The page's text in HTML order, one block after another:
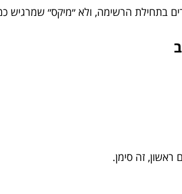
בתחילת הרשימה, ולא ״מיקס״ שמרגיש
זה סימן.